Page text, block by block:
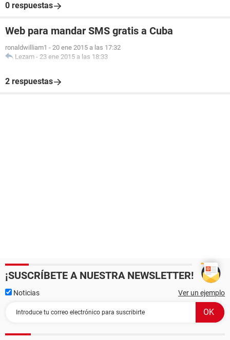
0 respuestas
Web para mandar SMS gratis a Cuba
ronaldwilliam1 - 20 ene 2015 a las 17:32
Lezam - 23 ene 2015 a las 18:33
2 respuestas
¡SUSCRÍBETE A NUESTRA NEWSLETTER!
Noticias Ver un ejemplo